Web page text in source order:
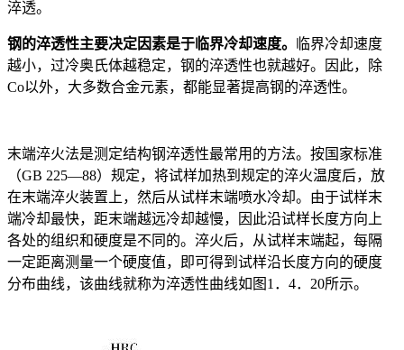
淬透。
钢的淬透性主要决定因素是于临界冷却速度。
临界冷却速度
越小，过冷奥氏体越稳定，钢的淬透性也就越好。因此，除
Co以外，大多数合金元素，都能显著提高钢的淬透性。
末端淬火法是测定结构钢淬透性最常用的方法。按国家标准
（GB 225—88）规定，将试样加热到规定的淬火温度后，放
在末端淬火装置上，然后从试样末端喷水冷却。由于试样末
端冷却最快，距末端越远冷却越慢，因此沿试样长度方向上
各处的组织和硬度是不同的。淬火后，从试样末端起，每隔
一定距离测量一个硬度值，即可得到试样沿长度方向的硬度
分布曲线，该曲线就称为淬透性曲线如图1．4．20所示。